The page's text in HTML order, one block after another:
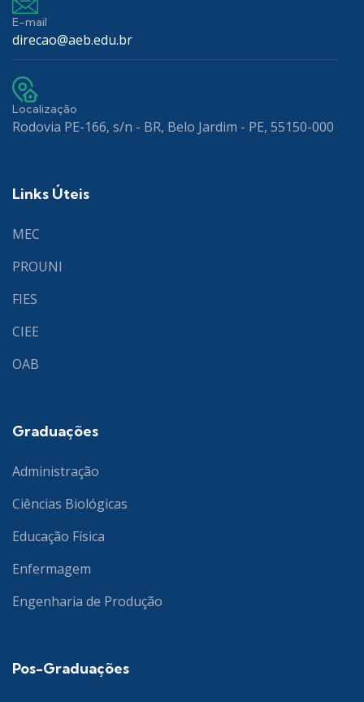
E-mail
direcao@aeb.edu.br
Localização
Rodovia PE-166, s/n - BR, Belo Jardim - PE, 55150-000
Links Úteis
MEC
PROUNI
FIES
CIEE
OAB
Graduações
Administração
Ciências Biológicas
Educação Física
Enfermagem
Engenharia de Produção
Pos-Graduações